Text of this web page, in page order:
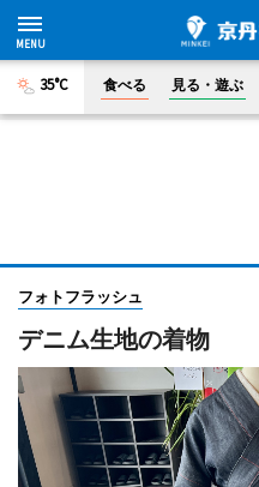
35°C 食べる 見る・遊ぶ
フォトフラッシュ
デニム生地の着物